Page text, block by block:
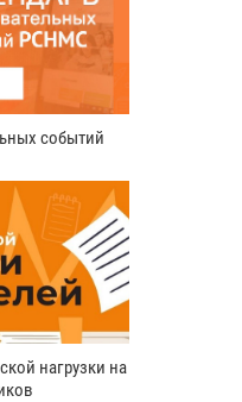
событий
нагрузки на